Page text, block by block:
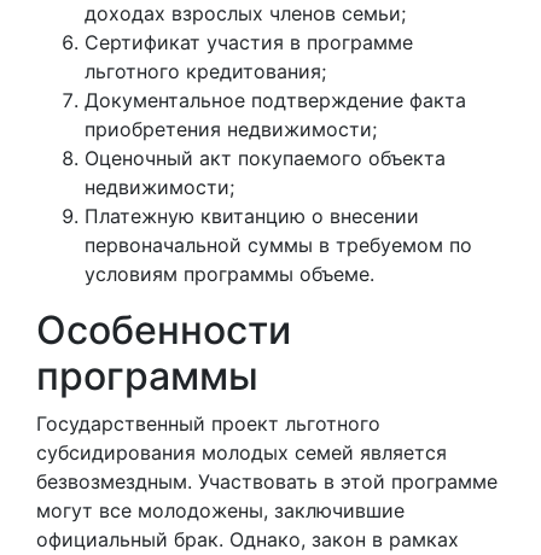
доходах взрослых членов семьи;
Сертификат участия в программе
льготного кредитования;
Документальное подтверждение факта
приобретения недвижимости;
Оценочный акт покупаемого объекта
недвижимости;
Платежную квитанцию о внесении
первоначальной суммы в требуемом по
условиям программы объеме.
Особенности
программы
Государственный проект льготного
субсидирования молодых семей является
безвозмездным. Участвовать в этой программе
могут все молодожены, заключившие
официальный брак. Однако, закон в рамках